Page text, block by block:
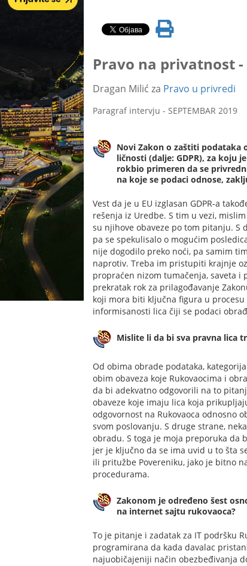
Pravo na privatnost
Dragan Milić za Pravo u privredi
Paragraf intervju - SEPTEMBAR 2019
Novi Zakon o zaštiti podataka
ličnosti (dalje: GDPR), za koju
rokbio primeren da se
na koje se podaci odnose,
Vest da je u EU izglasan GDPR-a
rešenja iz Uredbe. S tim u vezi,
su njihove obaveze po tom pitanju. S
pa se spekulisalo o mogućim
nije dogodilo preko noći, pa samim
naprotiv. Treba im pristupiti krajnje
propraćen nizom tumačenja, saveta
prekratak rok za prilagođavanje
koji mora biti ključna figura u
informisanosti lica čiji se podaci
Mislite li da bi sva pravna lica
Od obima obrade podataka,
obim obaveza koje Rukovaocima i
da bi adekvatno odgovorili na to
obaveze koje imaju lica koja
odgovornost na Rukovaoca odnosno
svom poslovanju. S druge strane,
obradu. S toga je moja preporuka
jer je ključno da se ima uvid u to šta
ili pritužbe Povereniku, jako je bitno
procedurama.
Zakonom je određeno šest
na internet sajtu rukovaoca?
To je pitanje i zadatak za IT podršku
programirana da kada davalac
najuobičajeniji način obezbeđivanja